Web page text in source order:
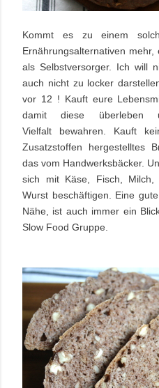
Kommt es zu einem
Ernährungsalternativen
als Selbstversorger. Ich will
auch nicht zu locker
vor 12 ! Kauft eure
damit diese
Vielfalt bewahren. Kauft
Zusatzstoffen hergestelltes
das vom Handwerksbäcker.
sich mit Käse, Fisch, Milch,
Wurst beschäftigen. Eine
Nähe, ist auch immer ein
Slow Food Gruppe.